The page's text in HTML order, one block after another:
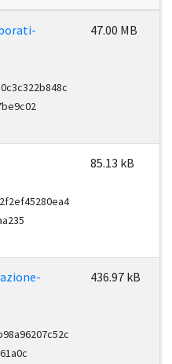
47.00 MB
85.13 kB
436.97 kB